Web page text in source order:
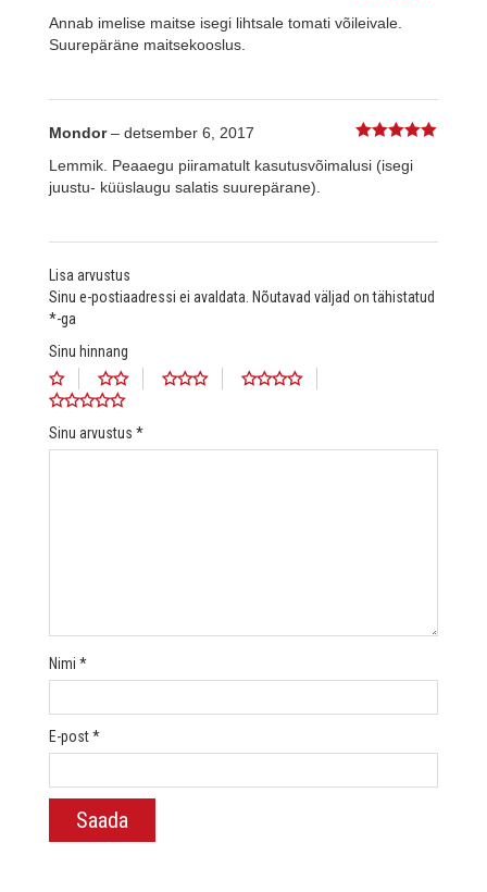
Annab imelise maitse isegi lihtsale tomati võileivale.
Suurepäräne maitsekooslus.
Mondor– detsember 6, 2017
Lemmik. Peaaegu piiramatult kasutusvõimalusi (isegi
juustu- küüslaugu salatis suurepärane).
Lisa arvustus
Sinu e-postiaadressi ei avaldata. Nõutavad väljad on tähistatud
*-ga
Sinu hinnang
Sinu arvustus *
Nimi *
E-post*